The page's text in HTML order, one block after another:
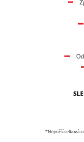
*Nejnižší celková